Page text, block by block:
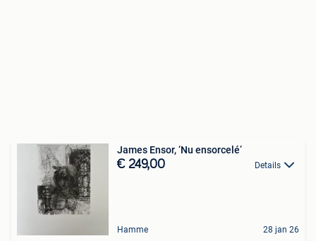
James Ensor, ‘Nu ensorcelé’
€ 249,00 Details
Hamme 28 jan 26